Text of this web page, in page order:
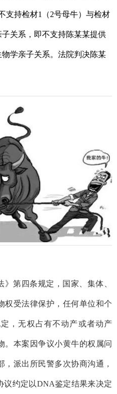
支持检材1（2号母牛）与检材
关系，即不支持陈某某提供
物学亲子关系。 法院判决陈某
》第四条规定，国家、集体、
权受法律保护，任何单位和个
，无权占有不动产或者动产
本案因争议小黄牛的权属问
派出所民警多次协商沟通，
议约定以DNA鉴定结果来决定